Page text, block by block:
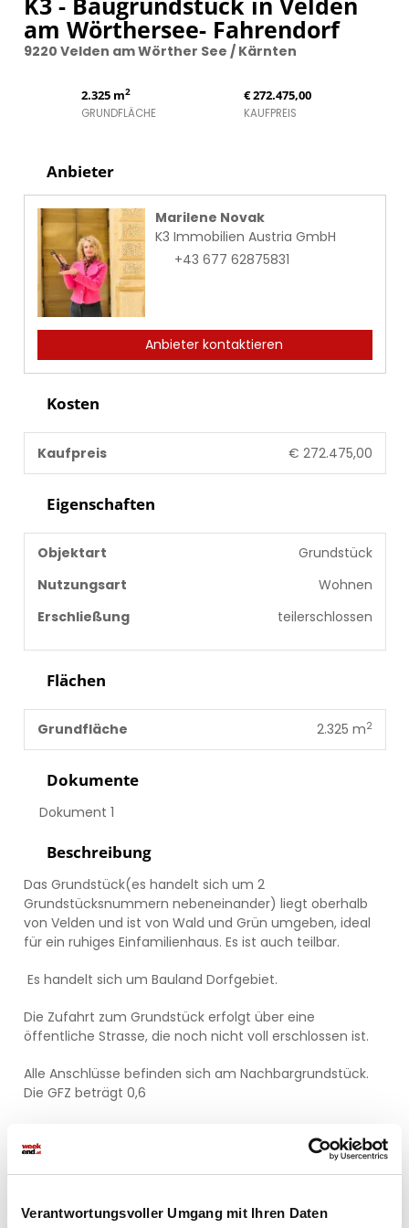
Verantwortungsvoller Umgang mit Ihren Daten
am Wörthersee- Fahrendorf
9220 Velden am Wörther See / Kärnten
2.325 m2
GRUNDFLÄCHE
€ 272.475,00
KAUFPREIS
Beschreibung
Das Grundstück(es handelt sich um 2
Grundstücksnummern nebeneinander) liegt oberhalb
von Velden und ist von Wald und Grün umgeben, ideal
für ein ruhiges Einfamilienhaus. Es ist auch teilbar.
Es handelt sich um Bauland Dorfgebiet.
Die Zufahrt zum Grundstück erfolgt über eine
öffentliche Strasse, die noch nicht voll erschlossen ist.
Alle Anschlüsse befinden sich am Nachbargrundstück.
Die GFZ beträgt 0,6
Anbieter
Marilene Novak
K3 Immobilien Austria GmbH
+43 677 62875831
Anbieter kontaktieren
Kosten
Kaufpreis € 272.475,00
Eigenschaften
Objektart
Grundstück
Nutzungsart
Wohnen
Erschließung
teilerschlossen
Flächen
Grundfläche 2.325 m2
Dokumente
Dokument 1